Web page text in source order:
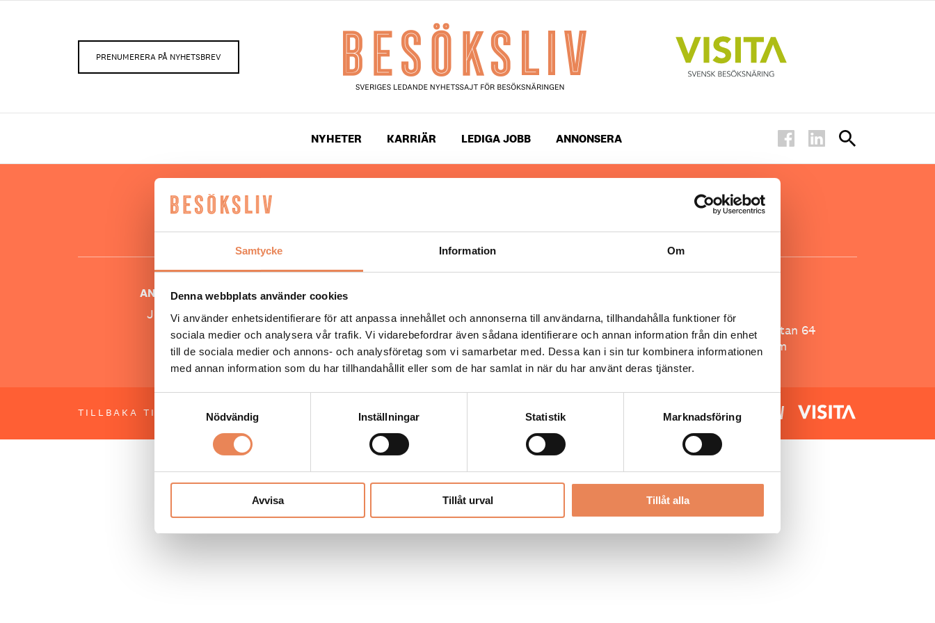
Samtycke Information Om
Denna webbplats använder cookies
Vi använder enhetsidentifierare för att anpassa innehållet och annonserna till användarna, tillhandahålla funktioner för
sociala medier och analysera vår trafik. Vi vidarebefordrar även sådana identifierare och annan information från din enhet
till de sociala medier och annons- och analysföretag som vi samarbetar med. Dessa kan i sin tur kombinera informationen
med annan information som du har tillhandahållit eller som de har samlat in när du har använt deras tjänster.
Nödvändig
Inställningar Statistik Marknadsföring
Avvisa Tillåt urval Tillåt alla
PRENUMERERA PÅ NYHETSBREV
NYHETER KARRIÄR LEDIGA JOBB ANNONSERA
Hos oss läser du landets mest uppdaterade nyheter och snackisar inom
besöksnäringen. Besöksliv i sin tryckta form är ett affärsmagasin för ägare
ANSVARIG UTGIVARE
Jonas Siljhammar
Allt material på besoksliv.se är skyddat
enligt lagen om upphovsrätt.
Besöksliv
Spoon, Brännkyrkagatan 64
118 23 Stockholm
TILLBAKA TILL TOPPEN OM BESÖKSLIV PRENUMERERA ANNONSERA